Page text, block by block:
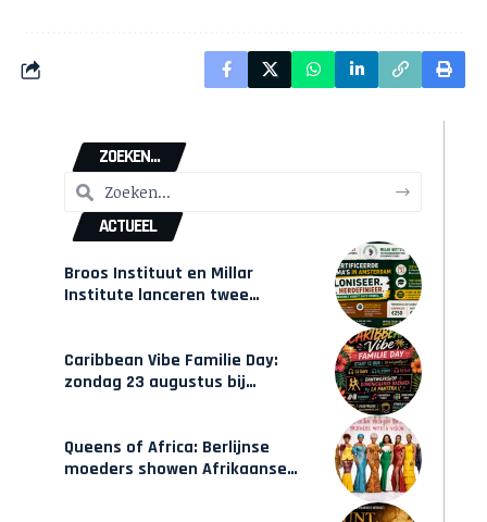
ZOEKEN...
ACTUEEL
Broos Instituut en Millar
Institute lanceren twee
Caribbean Vibe Familie Day:
zondag 23 augustus bij
Queens of Africa: Berlijnse
moeders showen Afrikaanse